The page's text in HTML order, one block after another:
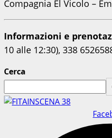
Compagnia El Vicolo –
Informazioni e
10 alle 12:30), 338
Cerca